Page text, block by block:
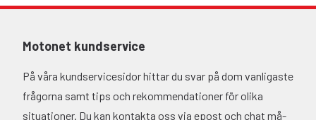
Motonet kundservice
På våra kundservicesidor hittar du svar på dom vanligaste
frågorna samt tips och rekommendationer för olika
situationer. Du kan kontakta oss via epost och chat må-